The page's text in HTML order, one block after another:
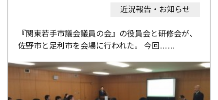
近況報告・お知らせ
『関東若手市議会議員の会』の役員会と研修会が、
佐野市と足利市を会場に行われた。 今回…